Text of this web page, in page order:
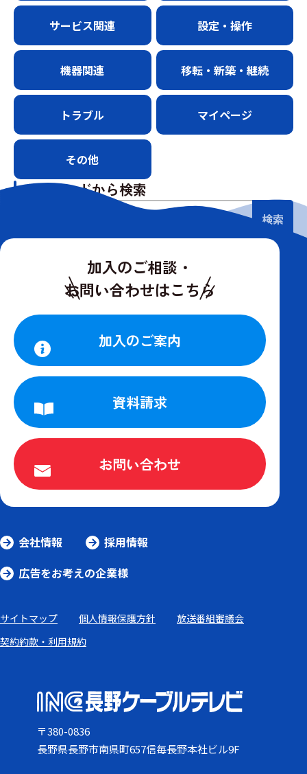
サービス関連 設定・操作
機器関連 移転・新築・継続
トラブル マイページ
その他
キーワードから検索
検索
加入のご相談・
お問い合わせはこちら
加入のご案内
資料請求
お問い合わせ
会社情報
採用情報
広告をお考えの企業様
サイトマップ 個人情報保護方針
放送番組審議会
契約約款・利用規約
〒380-0836
長野県長野市南県町657信毎長野本社ビル9F